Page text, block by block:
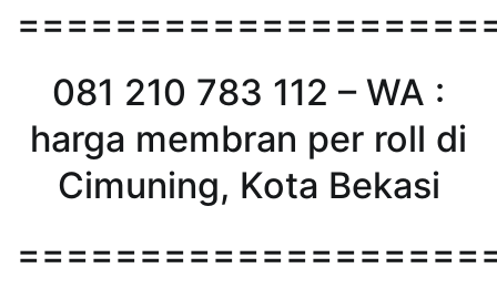
081 210 783 112 – WA :
harga membran per roll di
Cimuning, Kota Bekasi